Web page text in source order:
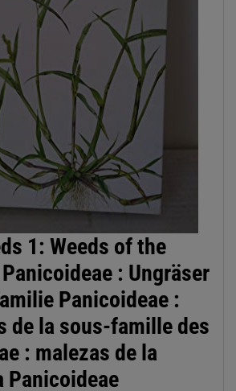
1: Weeds of the
: Ungräser
Panicoideae :
de la sous-famille des
: malezas de la
Panicoideae